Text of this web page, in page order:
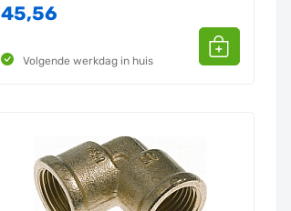
45,56
Volgende werkdag in huis